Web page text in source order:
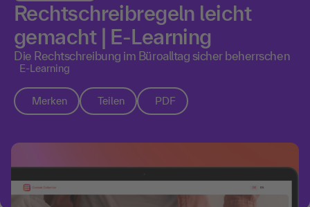
Rechtschreibregeln leicht
gemacht | E-Learning
Die Rechtschreibung im Büroalltag sicher beherrschen
E-Learning
Merken Teilen PDF